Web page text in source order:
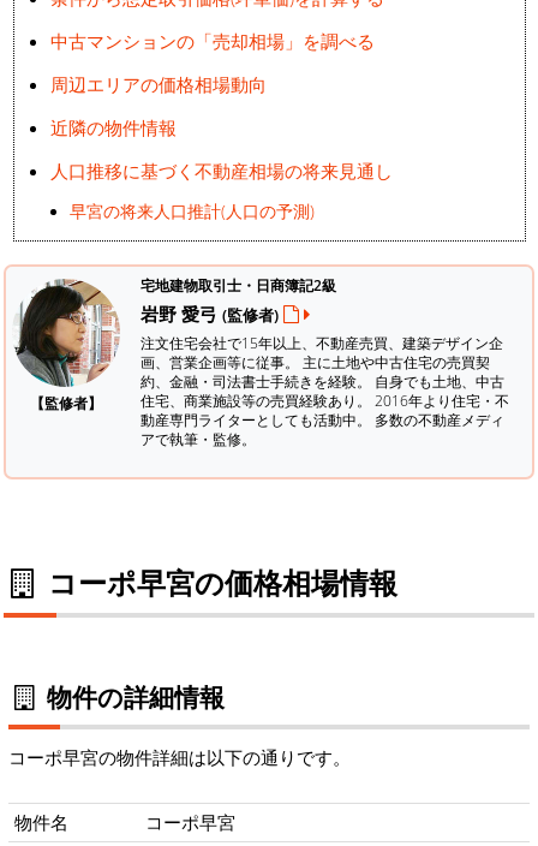
中古マンションの「売却相場」を調べる
周辺エリアの価格相場動向
近隣の物件情報
人口推移に基づく不動産相場の将来見通し
早宮の将来人口推計(人口の予測)
【監修者】
宅地建物取引士・日商簿記2級
岩野 愛弓 (監修者)
注文住宅会社で15年以上、不動産売買、建築デザイン企
画、営業企画等に従事。 主に土地や中古住宅の売買契
約、金融・司法書士手続きを経験。 自身でも土地、中古
住宅、商業施設等の売買経験あり。 2016年より住宅・不
動産専門ライターとしても活動中。 多数の不動産メディ
アで執筆・監修。
コーポ早宮の価格相場情報
物件の詳細情報
コーポ早宮の物件詳細は以下の通りです。
物件名
コーポ早宮